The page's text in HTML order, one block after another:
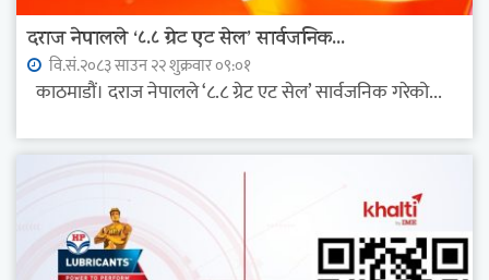
दराज नेपालले ‘८.८ ग्रेट एट सेल’ सार्वजनिक...
वि.सं.२०८३ साउन २२ शुक्रवार ०९:०१
काठमाडौं। दराज नेपालले ‘८.८ ग्रेट एट सेल’ सार्वजनिक गरेको...